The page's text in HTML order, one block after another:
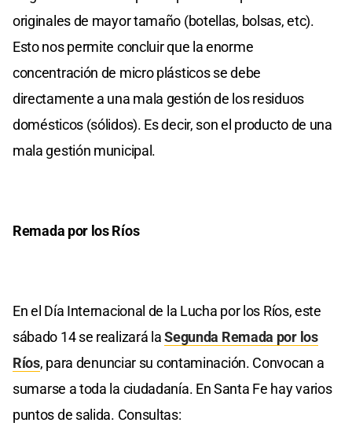
originales de mayor tamaño (botellas, bolsas, etc).
Esto nos permite concluir que la enorme
concentración de micro plásticos se debe
directamente a una mala gestión de los residuos
domésticos (sólidos). Es decir, son el producto de una
mala gestión municipal.
Remada por los Ríos
En el Día Internacional de la Lucha por los Ríos, este
sábado 14 se realizará laSegunda Remada por los
Ríos, para denunciar su contaminación. Convocan a
sumarse a toda la ciudadanía. En Santa Fe hay varios
puntos de salida. Consultas: